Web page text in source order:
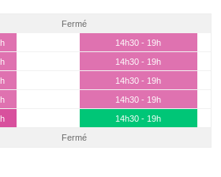
Fermé
14h30 - 19h
14h30 - 19h
14h30 - 19h
14h30 - 19h
14h30 - 19h
Fermé